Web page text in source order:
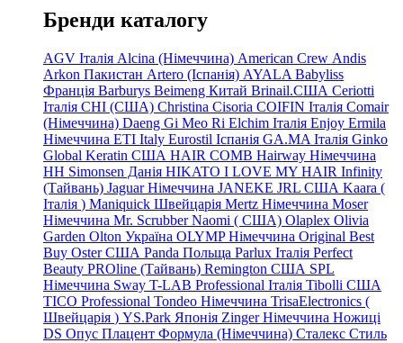
Бренди каталогу
AGV Італія Alcina (Німеччина) American Crew Andis
Arkon Пакистан Artero (Іспанія) AYALA Babyliss
Франція Barburys Beimeng Китай Brinail.США Ceriotti
Італія CHI (США) Christina Cisoria COIFIN Італія Comair
(Німеччина) Daeng Gi Meo Ri Elchim Італія Enjoy Ermila
Німеччина ETI Italy Eurostil Іспанія GA.MA Італія Ginko
Global Keratin США HAIR COMB Hairway Німеччина
HH Simonsen Данія HIKATO I LOVE MY HAIR Infinity
(Тайвань) Jaguar Німеччина JANEKE JRL США Kaara (
Італія ) Maniquick Швейцарія Mertz Німеччина Moser
Німеччина Mr. Scrubber Naomi ( США) Olaplex Olivia
Garden Olton Україна OLYMP Німеччина Original Best
Buy Oster США Panda Польща Parlux Італія Perfect
Beauty PROline (Тайвань) Remington США SPL
Німеччина Sway T-LAB Professional Італія Tibolli США
TICO Professional Tondeo Німеччина TrisaElectronics (
Швейцарія ) YS.Park Японія Zinger Німеччина Ножиці
DS Опус Плацент Формула (Німеччина) Сталекс Стиль